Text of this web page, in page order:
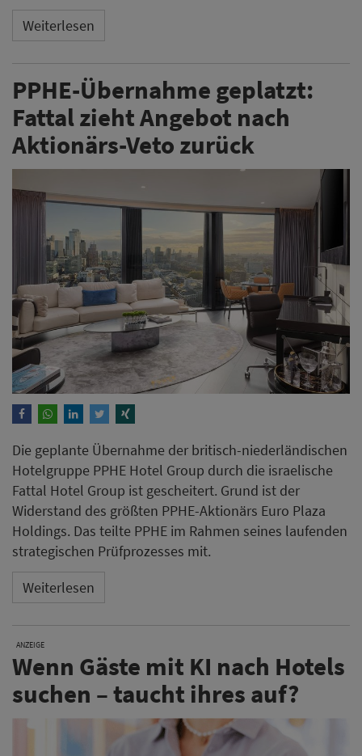
Weiterlesen
PPHE-Übernahme geplatzt:
Fattal zieht Angebot nach
Aktionärs-Veto zurück
Die geplante Übernahme der britisch-niederländischen
Hotelgruppe PPHE Hotel Group durch die israelische
Fattal Hotel Group ist gescheitert. Grund ist der
Widerstand des größten PPHE-Aktionärs Euro Plaza
Holdings. Das teilte PPHE im Rahmen seines laufenden
strategischen Prüfprozesses mit.
Weiterlesen
ANZEIGE
Wenn Gäste mit KI nach Hotels
suchen – taucht ihres auf?